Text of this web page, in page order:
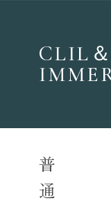
CLIL＆
普
通